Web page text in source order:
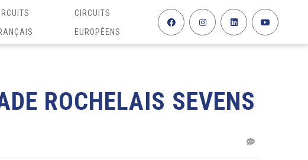
CIRCUITS
EUROPÉENS
ROCHELAIS SEVENS